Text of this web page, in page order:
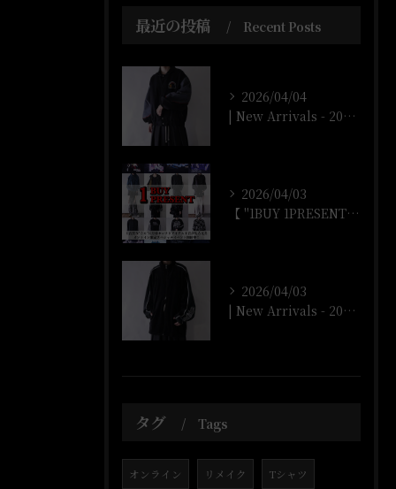
最近の投稿 Recent Posts
2026/04/04
| New Arrivals - 2026/4/4 |
2026/04/03
【 "1BUY 1PRESENT" オンラインストア開催‼️...
2026/04/03
| New Arrivals - 2026/4/3 |
タグ Tags
オンライン リメイク Tシャツ